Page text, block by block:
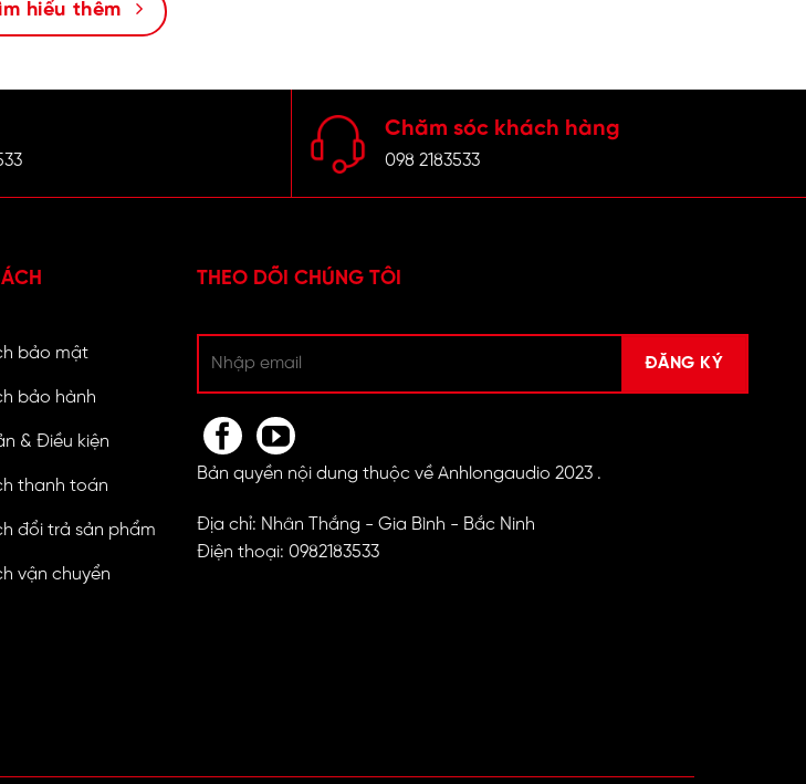
hiểu thêm
Chăm sóc khách hàng
098 2183533
bảo mật
bảo hành
& Điều kiện
thanh toán
đổi trả sản phẩm
vận chuyển
THEO DÕI CHÚNG TÔI
Bản quyền nội dung thuộc về Anhlongaudio 2023 .
Địa chỉ: Nhân Thắng - Gia Bình - Bắc Ninh
Điện thoại: 0982183533